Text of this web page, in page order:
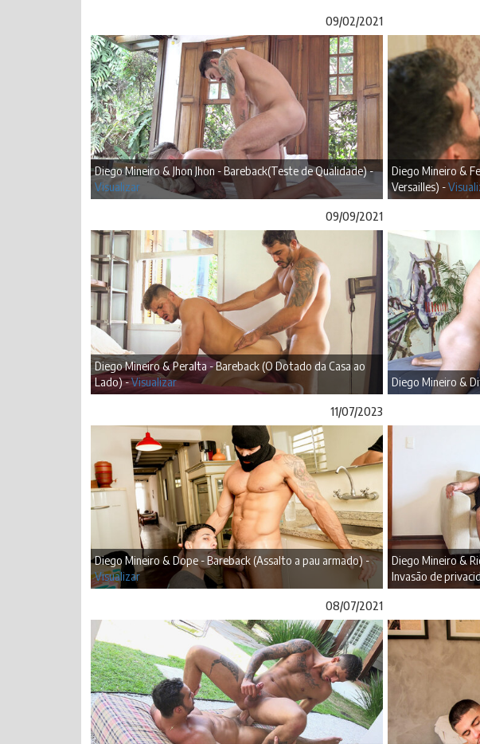
09/02/2021
Diego Mineiro & Jhon Jhon - Bareback(Teste de Qualidade) -
Visualizar
Diego Mineiro &
Versailles) -
09/09/2021
Diego Mineiro & Peralta - Bareback (O Dotado da Casa ao
Lado) -Visualizar Diego Mineiro &
11/07/2023
Diego Mineiro & Dope - Bareback (Assalto a pau armado) -
Visualizar
Diego Mineiro &
Invasão de
08/07/2021